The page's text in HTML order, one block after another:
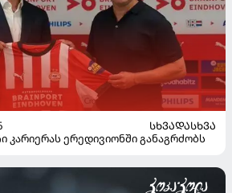
ᲡᲮᲕᲐᲓᲐᲡᲮᲕᲐ
კარიერას ერედივიონში განაგრძობს